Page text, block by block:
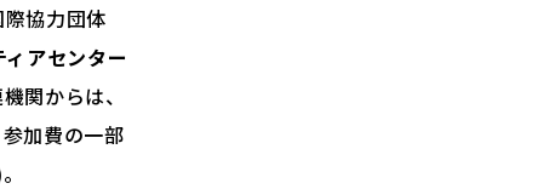
協力団体
アセンター
関からは、
加費の一部